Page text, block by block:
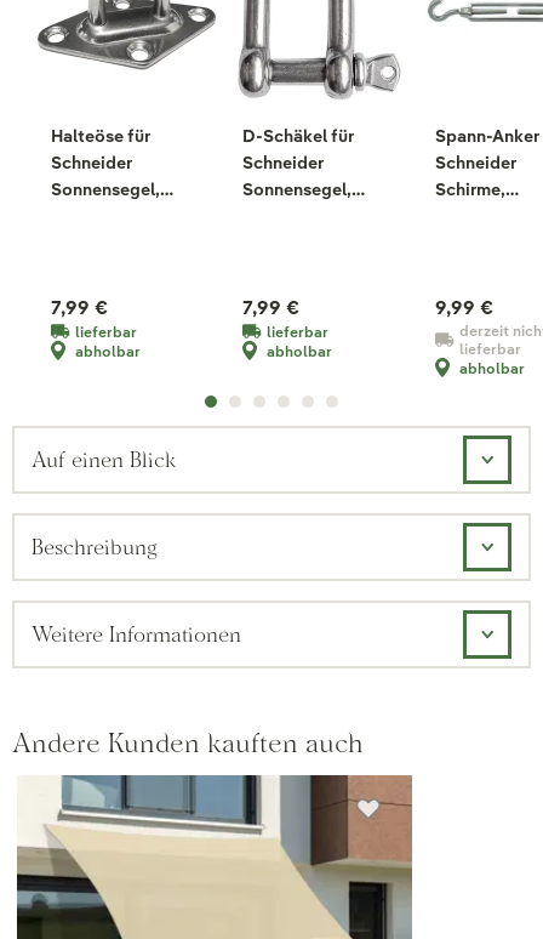
Halteöse für
Schneider
Sonnensegel,
7,99 €
lieferbar
abholbar
D-Schäkel für
Schneider
Sonnensegel,
7,99 €
lieferbar
abholbar
Spann-
Schneider
Schirme,
9,99 €
derzeit
lieferbar
abholbar
Auf einen Blick
Beschreibung
Weitere Informationen
Andere Kunden kauften auch